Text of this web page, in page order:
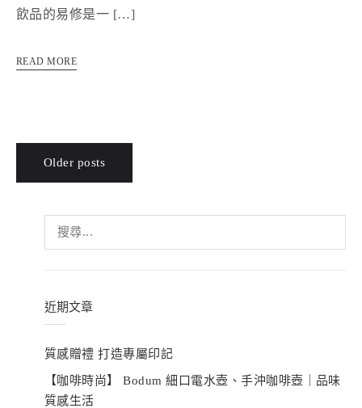
飲品的易修是一 […]
READ MORE
文
章
導
覽
Older posts
字:
近期文章
質感贈禮 打造專屬印記
【咖啡時尚】 Bodum 細口電水壺、手沖咖啡壺｜品味
質感生活